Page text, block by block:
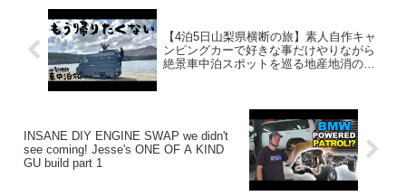
【4泊5日山梨県横断の旅】素人自作キャ
ンピングカーで好きな事だけやりながら
絶景車中泊スポットを巡る地産地消の車
INSANE DIY ENGINE SWAP we didn't
see coming! Jesse's ONE OF A KIND
GU build part 1